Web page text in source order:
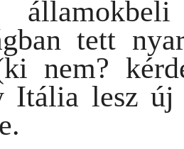
tett
nem?
Itália lesz új